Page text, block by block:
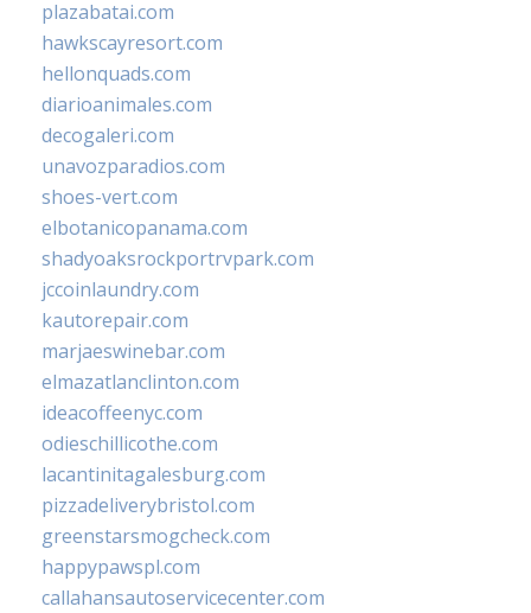
plazabatai.com
hawkscayresort.com
hellonquads.com
diarioanimales.com
decogaleri.com
unavozparadios.com
shoes-vert.com
elbotanicopanama.com
shadyoaksrockportrvpark.com
jccoinlaundry.com
kautorepair.com
marjaeswinebar.com
elmazatlanclinton.com
ideacoffeenyc.com
odieschillicothe.com
lacantinitagalesburg.com
pizzadeliverybristol.com
greenstarsmogcheck.com
happypawspl.com
callahansautoservicecenter.com